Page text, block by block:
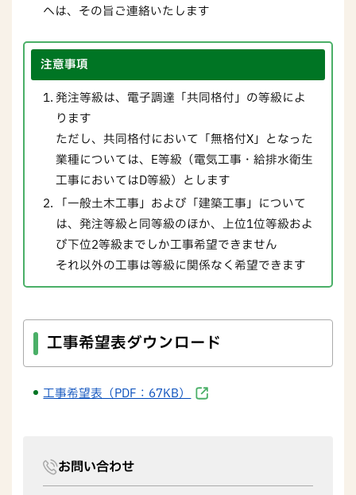
へは、その旨ご連絡いたします
注意事項
発注等級は、電子調達「共同格付」の等級によ
ります
ただし、共同格付において「無格付X」となった
業種については、E等級（電気工事・給排水衛生
工事においてはD等級）とします
「一般土木工事」および「建築工事」について
は、発注等級と同等級のほか、上位1位等級およ
び下位2等級までしか工事希望できません
それ以外の工事は等級に関係なく希望できます
工事希望表ダウンロード
工事希望表（PDF：67KB）
お問い合わせ